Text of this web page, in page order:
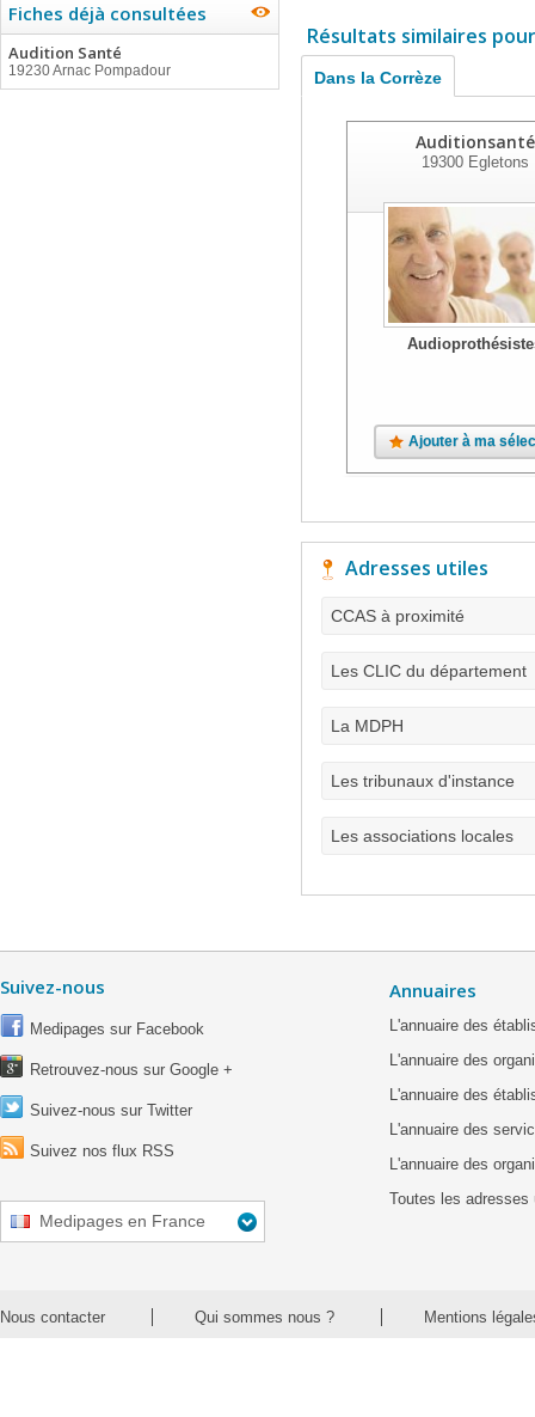
Fiches déjà consultées
Audition Santé
19230 Arnac Pompadour
Résultats similaires
Dans la Corrèze
Auditionsanté
19300Egletons
Ajouter à ma
Adresses utiles
CCAS à proximité
Les CLIC du département
La MDPH
Les tribunaux d'instance
Les associations locales
Suivez-nous
Medipages sur Facebook
Retrouvez-nous sur Google +
Suivez-nous sur Twitter
Suivez nos flux RSS
Medipages en France
Annuaires
L'annuaire des
L'annuaire des
L'annuaire des
L'annuaire des
L'annuaire des
Toutes les adresses
Nous contacter Qui sommes nous ? Mentions